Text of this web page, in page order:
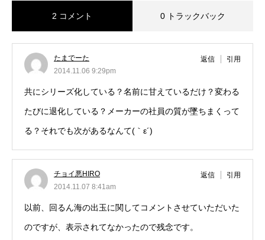
2 コメント 0 トラックバック
たまでーた
2014.11.06 9:29pm
返信 引用
共にシリーズ化している？名前に甘えているだけ？変わる
たびに退化している？メーカーの社員の質が墜ちまくって
る？それでも次があるなんて(｀ε´)
チョイ悪HIRO
2014.11.07 8:41am
返信 引用
以前、回るん海の出玉に関してコメントさせていただいた
のですが、表示されてなかったので残念です。